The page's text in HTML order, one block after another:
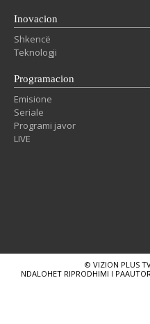
Inovacion
Shkencë
Teknologji
Programacion
Emisione
Seriale
Programi javor
LIVE
© VIZION PLUS
NDALOHET RIPRODHIMI I